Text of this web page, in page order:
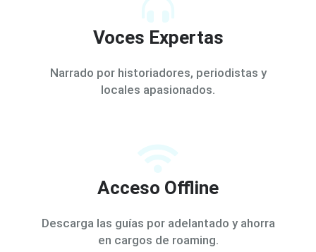
Voces Expertas
Narrado por historiadores, periodistas y
locales apasionados.
Acceso Offline
Descarga las guías por adelantado y ahorra
en cargos de roaming.